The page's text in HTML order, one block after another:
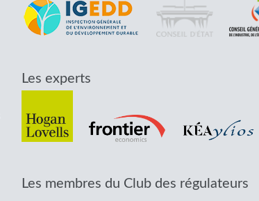
Les experts
Les membres du Club des régulateurs